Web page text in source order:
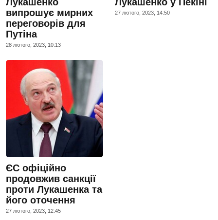
Лукашенко
випрошує мирних
переговорів для
Путіна
28 лютого, 2023, 10:13
Лукашенко у Пекіні
27 лютого, 2023, 14:50
ЄС офіційно
продовжив санкції
проти Лукашенка та
його оточення
27 лютого, 2023, 12:45